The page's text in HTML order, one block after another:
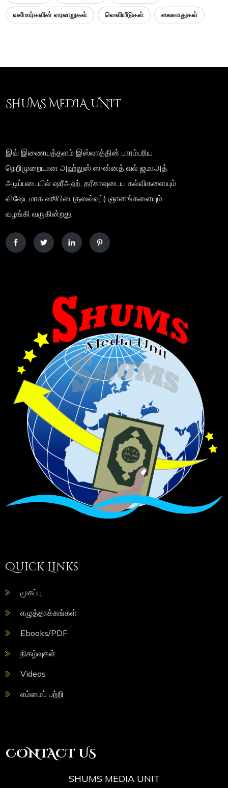
வலீமார்களின் வரலாறுகள் வெளியீடுகள் ஸலவாதுகள்
SHUMS MEDIA UNIT
இவ் இணையத்தளம் இஸ்லாத்தின் பாரம்பரிய
நெறிமுறையான அஹ்லுஸ் ஸுன்னத் வல் ஜமாஅத்
அடிப்படையில் ஷரீஅஹ், தரீகாவுடைய கல்விகளையும்
விஷேடமாக ஸூபிஸ (தஸவ்வுப்) ஞானங்களையும்
வழங்கி வருகின்றது.
Quick Links
முகப்பு
எழுத்தாக்கங்கள்
Ebooks/PDF
நிகழ்வுகள்
Videos
எம்மைப் பற்றி
CONTACT US
SHUMS MEDIA UNIT